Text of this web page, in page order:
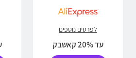
לפרטים נוספים
עד 20% קאשבק